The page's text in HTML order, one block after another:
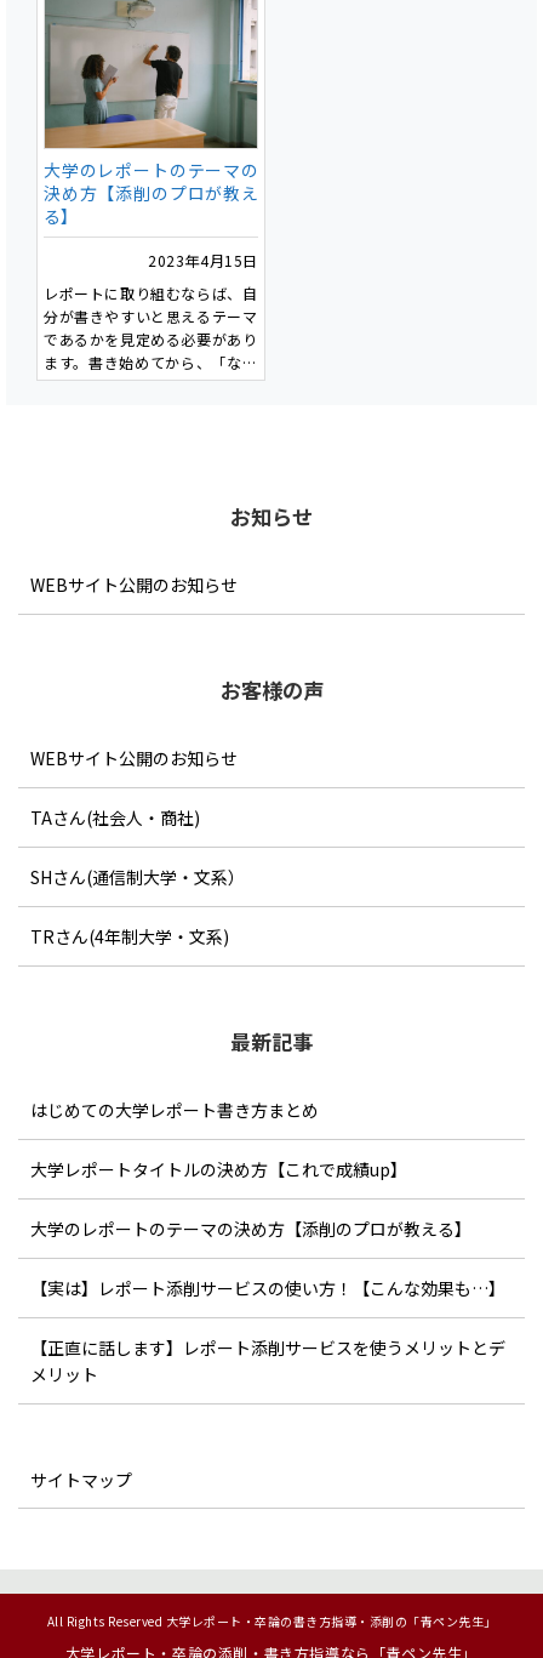
大学のレポートのテーマの
決め方【添削のプロが教え
る】
2023年4月15日
レポートに取り組むならば、自
分が書きやすいと思えるテーマ
であるかを見定める必要があり
ます。書き始めてから、「なん
でこのテーマにしちゃったん
これは一度決めた「テーマ」で
い、取り返しがつかないためで
す。
のようなものでしょうか。具体
お知らせ
WEBサイト公開のお知らせ
お客様の声
WEBサイト公開のお知らせ
TAさん(社会人・商社)
SHさん(通信制大学・文系）
TRさん(4年制大学・文系)
最新記事
はじめての大学レポート書き方まとめ
大学レポートタイトルの決め方【これで成績up】
大学のレポートのテーマの決め方【添削のプロが教える】
【実は】レポート添削サービスの使い方！【こんな効果も…】
【正直に話します】レポート添削サービスを使うメリットとデ
メリット
サイトマップ
All Rights Reserved 大学レポート・卒論の書き方指導・添削の「青ペン先生」
大学レポート・卒論の添削・書き方指導なら「青ペン先生」